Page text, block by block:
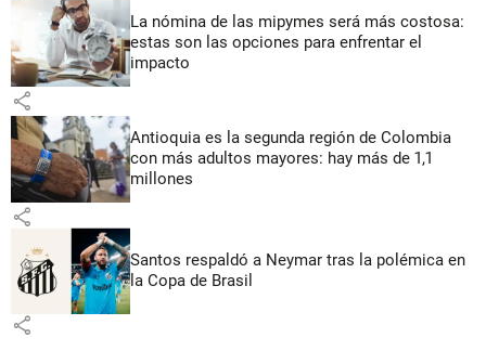
La nómina de las mipymes será más costosa:
estas son las opciones para enfrentar el
impacto
share
Antioquia es la segunda región de Colombia
con más adultos mayores: hay más de 1,1
millones
share
Santos respaldó a Neymar tras la polémica en
la Copa de Brasil
share